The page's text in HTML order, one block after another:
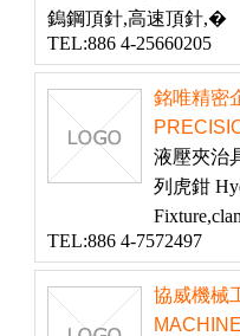
鎢鋼頂針,高速頂針,�
TEL:886 4-25660205
銘唯精密
液壓夾治
列虎鉗
TEL:886 4-7572497
協威機械